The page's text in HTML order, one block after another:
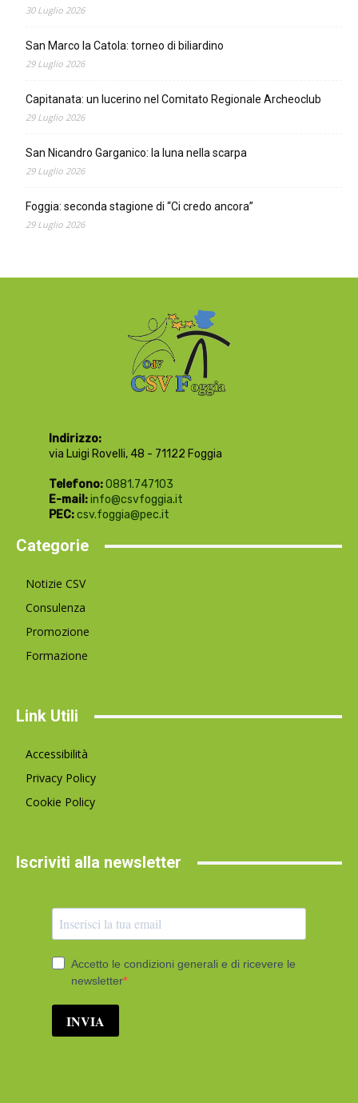
30 Luglio 2026
San Marco la Catola: torneo di biliardino
29 Luglio 2026
Capitanata: un lucerino nel Comitato Regionale Archeoclub
29 Luglio 2026
San Nicandro Garganico: la luna nella scarpa
29 Luglio 2026
Foggia: seconda stagione di “Ci credo ancora”
29 Luglio 2026
Indirizzo:
via Luigi Rovelli, 48 - 71122 Foggia
Telefono:0881.747103
E-mail:info@csvfoggia.it
PEC:csv.foggia@pec.it
Categorie
Notizie CSV
Consulenza
Promozione
Formazione
Link Utili
Accessibilità
Privacy Policy
Cookie Policy
Iscriviti alla newsletter